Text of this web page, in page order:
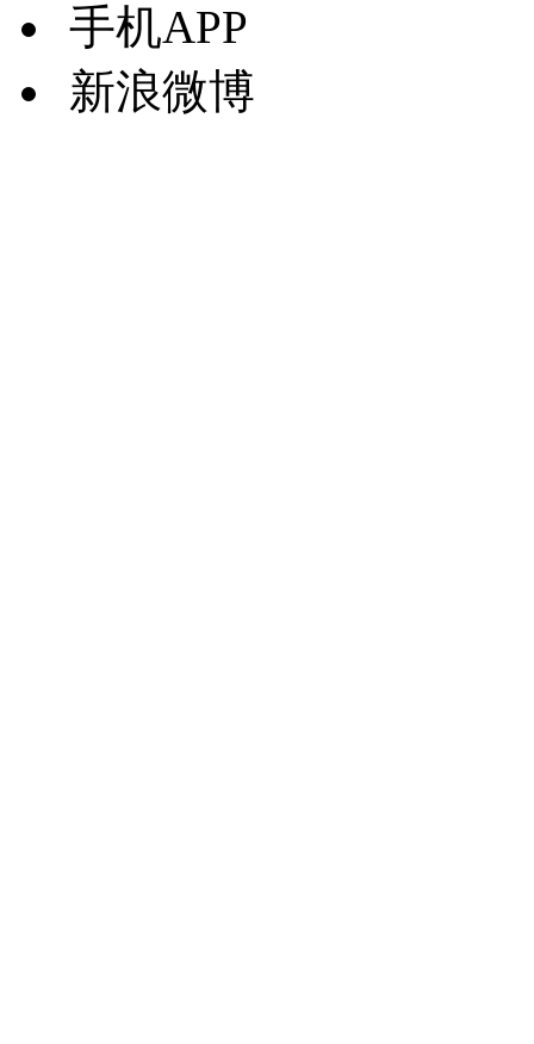
手机APP
新浪微博